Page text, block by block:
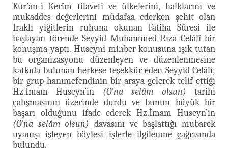
Kur’ân-i Kerîm tilaveti ve ülkelerini, halklarını ve
mukaddes değerlerini müdafaa ederken şehit olan
Iraklı yiğitlerin ruhuna okunan Fatiha Sûresi ile
başlayan törende Seyyid Muhammed Rıza Celâlî bir
konuşma yaptı. Huseynî minber konusuna ışık tutan
bu organizasyonu düzenleyen ve düzenlenmesine
katkıda bulunan herkese teşekkür eden Seyyid Celâlî;
bir grup hanımefendinin bir araya gelerek telif ettiği
Hz.İmam Huseyn’in (O'na selâm olsun) tarihi
çalışmasının üzerinde durdu ve bunun büyük bir
başarı olduğunu ifade ederek Hz.İmam Huseyn’in
(O'na selâm olsun) davasını ve başlattığı mubarek
uyanışı işleyen böylesi işlerle ilgilenme çağrısında
bulundu.